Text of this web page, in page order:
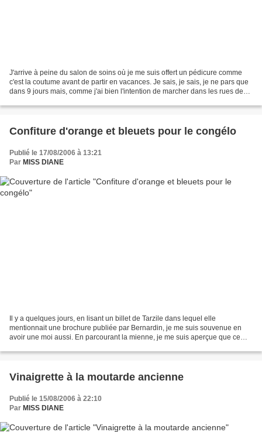
J'arrive à peine du salon de soins où je me suis offert un pédicure comme
c'est la coutume avant de partir en vacances. Je sais, je sais, je ne pars que
dans 9 jours mais, comme j'ai bien l'intention de marcher dans les rues de
Confiture d'orange et bleuets pour le congélo
Publié le 17/08/2006 à 13:21
Par MISS DIANE
Il y a quelques jours, en lisant un billet de Tarzile dans lequel elle
mentionnait une brochure publiée par Bernardin, je me suis souvenue en
avoir une moi aussi. En parcourant la mienne, je me suis aperçue que ce
Vinaigrette à la moutarde ancienne
Publié le 15/08/2006 à 22:10
Par MISS DIANE